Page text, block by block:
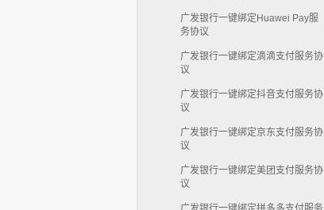
广发银行一键绑定Huawei Pay服
务协议
广发银行一键绑定滴滴支付服务协
议
广发银行一键绑定抖音支付服务协
议
广发银行一键绑定京东支付服务协
议
广发银行一键绑定美团支付服务协
议